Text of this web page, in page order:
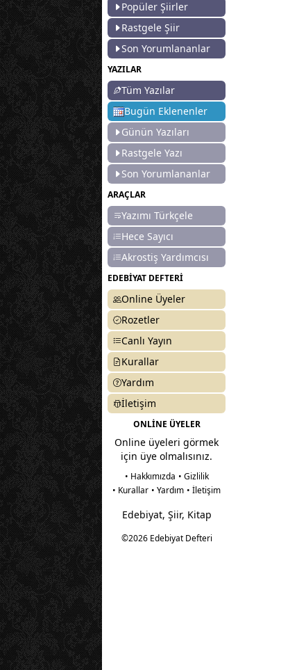
Popüler Şiirler
Rastgele Şiir
Son Yorumlananlar
YAZILAR
Tüm Yazılar
Bugün Eklenenler
Günün Yazıları
Rastgele Yazı
Son Yorumlananlar
ARAÇLAR
Yazımı Türkçele
Hece Sayıcı
Akrostiş Yardımcısı
EDEBİYAT DEFTERİ
Online Üyeler
Rozetler
Canlı Yayın
Kurallar
Yardım
İletişim
ONLİNE ÜYELER
Online üyeleri görmek
için üye olmalısınız.
• Hakkımızda • Gizlilik
• Kurallar • Yardım • İletişim
Edebiyat, Şiir, Kitap
©2026 Edebiyat Defteri